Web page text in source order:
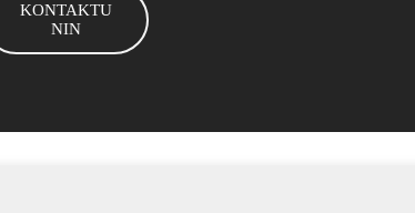
KONTAKTU
NIN